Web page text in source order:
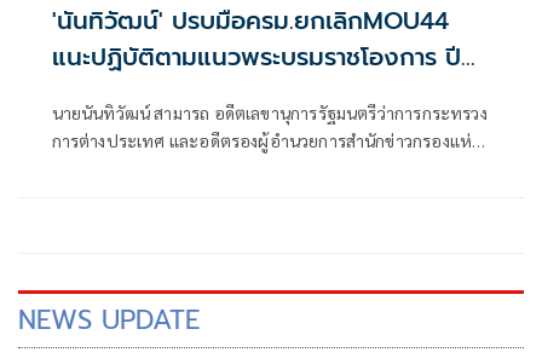
'นันทิวัฒน์' ปรบมือครม.ยกเลิกMOU44
แนะปฏิบัติตามแนวพระบรมราชโองการ ปี
นายนันทิวัฒน์ สามารถ อดีตเลขานุการรัฐมนตรีว่าการกระทรวง
การต่างประเทศ และอดีตรองผู้อำนวยการสำนักข่าวกรองแห่ง
NEWS UPDATE